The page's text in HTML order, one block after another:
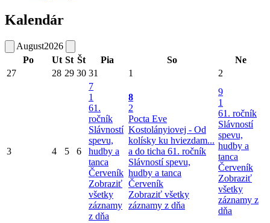
Kalendár
August2026
Po
Ut St Št Pia So
Ne
27
28 29 30 31 1 2
3 4 5 6
7
1
61.
ročník
Slávností
spevu,
hudby a
tanca
Červeník
Zobraziť
všetky
záznamy
z dňa
8
2
Pocta Eve
Kostolányiovej - Od
kolísky ku hviezdam...
a do ticha 61. ročník
Slávností spevu,
hudby a tanca
Červeník
Zobraziť všetky
záznamy z dňa
9
1
61. ročník
Slávností
spevu,
hudby a
tanca
Červeník
Zobraziť
všetky
záznamy z
dňa